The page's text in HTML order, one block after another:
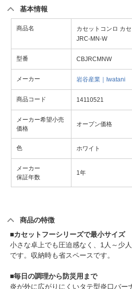
基本情報
商品名
カセットコンロ カ
JRC-MN-W
型番 CBJRCMNW
メーカー 岩谷産業｜Iwatani
商品コード 14110521
メーカー希望小売
価格
オープン価格
色 ホワイト
メーカー
保証年数
1年
商品の特徴
■カセットフーシリーズで最小サイズ
小さな卓上でも圧迫感なく、1人～少
です。収納時も省スペースです。
■毎日の調理から防災用まで
炎が外に広がりにくいタテ型炎口バー